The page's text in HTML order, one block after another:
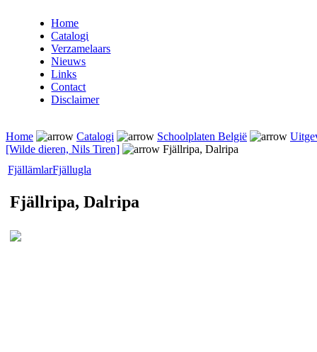
Home
Catalogi
Verzamelaars
Nieuws
Links
Contact
Disclaimer
Home Catalogi Schoolplaten België
[Wilde dieren, Nils Tiren]
Fjällripa, Dalripa
FjällämlarFjällugla
Fjällripa, Dalripa